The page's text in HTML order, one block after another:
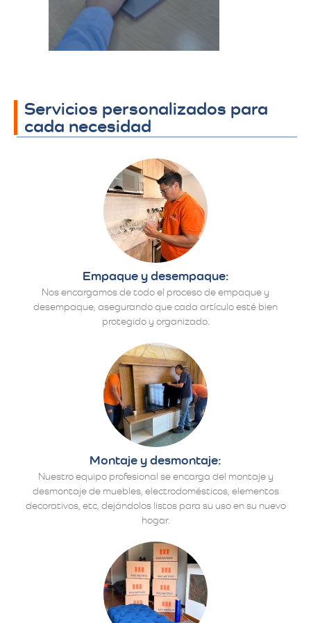
establecen los
detalles finales.​
Servicios personalizados para
cada necesidad
Empaque y desempaque:
Nos encargamos de todo el proceso de empaque y
desempaque, asegurando que cada artículo esté bien
protegido y organizado.
Montaje y desmontaje:
Nuestro equipo profesional se encarga del montaje y
desmontaje de muebles, electrodomésticos, elementos
decorativos, etc, dejándolos listos para su uso en su nuevo
hogar.